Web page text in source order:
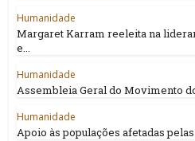
Humanidade
Margaret Karram reeleita na
e...
Humanidade
Assembleia Geral do Movimento
Humanidade
Apoio às populações afetadas